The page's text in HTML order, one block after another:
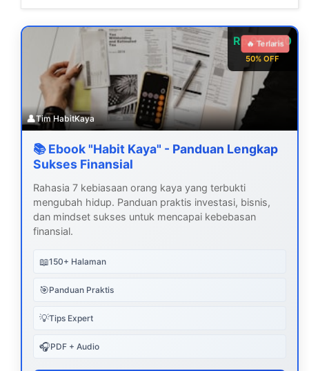
Rp 99.000
50% OFF
🔥 Terlaris
👤Tim HabitKaya
📚 Ebook "Habit Kaya" - Panduan Lengkap
Sukses Finansial
Rahasia 7 kebiasaan orang kaya yang terbukti
mengubah hidup. Panduan praktis investasi, bisnis,
dan mindset sukses untuk mencapai kebebasan
finansial.
📖150+ Halaman
🎯Panduan Praktis
💡Tips Expert
🎧PDF + Audio